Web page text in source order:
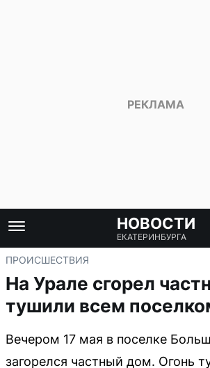
НОВОСТИ
ЕКАТЕРИНБУРГА
ПРОИСШЕСТВИЯ
На Урале сгорел
тушили всем
Вечером 17 мая в поселке
загорелся частный дом. Огонь